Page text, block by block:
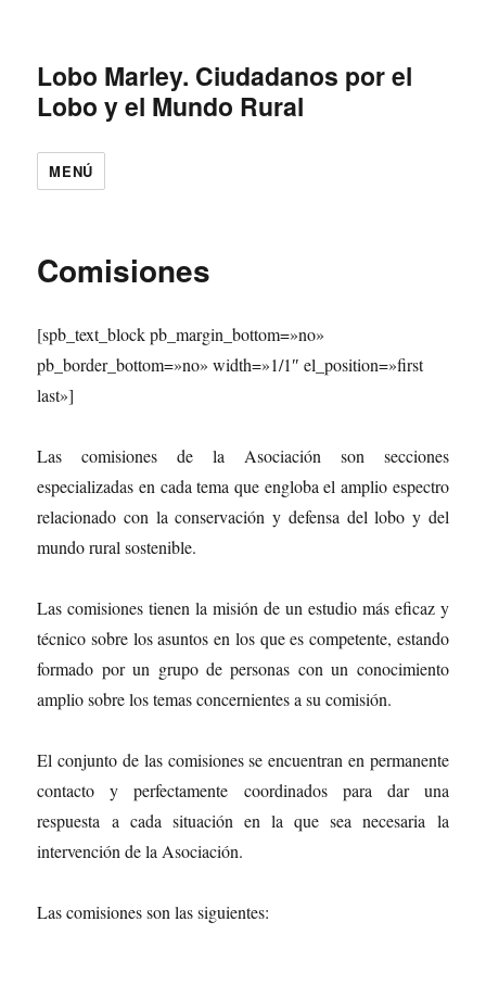
Lobo Marley. Ciudadanos por el
Lobo y el Mundo Rural
MENÚ
Comisiones
[spb_text_block pb_margin_bottom=»no»
pb_border_bottom=»no» width=»1/1″ el_position=»first
last»]
Las comisiones de la Asociación son secciones
especializadas en cada tema que engloba el amplio espectro
relacionado con la conservación y defensa del lobo y del
mundo rural sostenible.
Las comisiones tienen la misión de un estudio más eficaz y
técnico sobre los asuntos en los que es competente, estando
formado por un grupo de personas con un conocimiento
amplio sobre los temas concernientes a su comisión.
El conjunto de las comisiones se encuentran en permanente
contacto y perfectamente coordinados para dar una
respuesta a cada situación en la que sea necesaria la
intervención de la Asociación.
Las comisiones son las siguientes: